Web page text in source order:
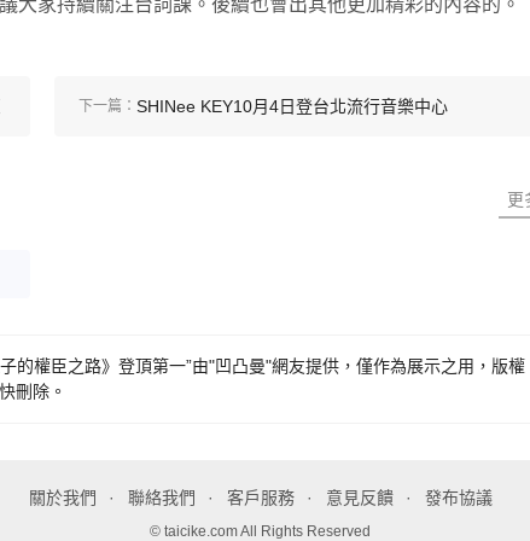
大家持續關注台詞課。後續也會出其他更加精彩的內容的。
下一篇： SHINee KEY10月4日登台北流行音樂中心
更
的權臣之路》登頂第一”由"凹凸曼"網友提供，僅作為展示之用，版權
刪除。
關於我們 聯絡我們 客戶服務 意見反饋 發布協議
© taicike.com All Rights Reserved